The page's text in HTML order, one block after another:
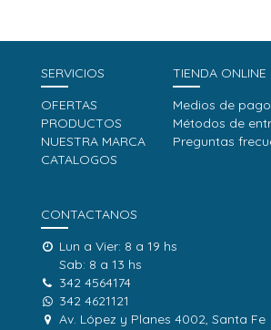
SERVICIOS
OFERTAS
PRODUCTOS
NUESTRA MARCA
CATALOGOS
TIENDA ONLINE
Medios de pago
Métodos de
Preguntas
CONTACTANOS
Lun a Vier: 8 a 19 hs
Sab: 8 a 13 hs
342 4564174
342 4621121
Av. López y Planes 4002, Santa Fe